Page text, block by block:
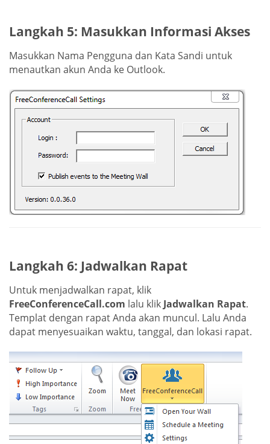
Langkah 5: Masukkan Informasi Akses
Masukkan Nama Pengguna dan Kata Sandi untuk
menautkan akun Anda ke Outlook.
Langkah 6: Jadwalkan Rapat
Untuk menjadwalkan rapat, klik
FreeConferenceCall.com lalu klik Jadwalkan Rapat.
Templat dengan rapat Anda akan muncul. Lalu Anda
dapat menyesuaikan waktu, tanggal, dan lokasi rapat.